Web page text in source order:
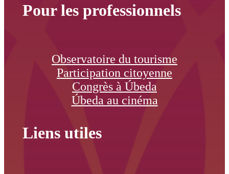
Pour les professionnels
Observatoire du tourisme
Participation citoyenne
Congrès à Úbeda
Úbeda au cinéma
Liens utiles